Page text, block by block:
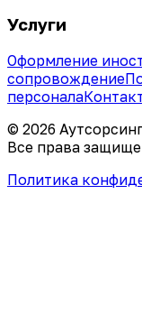
Услуги
Оформление
сопровождение
персонала
© 2026
Все права
Политика